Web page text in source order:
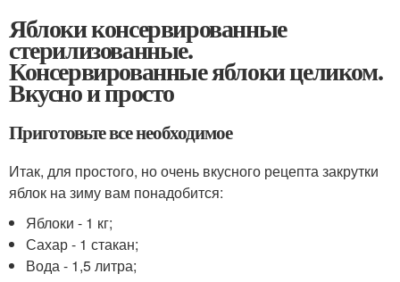
Яблоки консервированные
стерилизованные.
Консервированные яблоки целиком.
Вкусно и просто
Приготовьте все необходимое
Итак, для простого, но очень вкусного рецепта закрутки
яблок на зиму вам понадобится:
Яблоки - 1 кг;
Сахар - 1 стакан;
Вода - 1,5 литра;